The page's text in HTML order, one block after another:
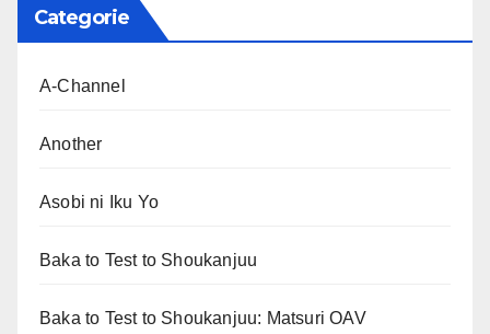
Categorie
A-Channel
Another
Asobi ni Iku Yo
Baka to Test to Shoukanjuu
Baka to Test to Shoukanjuu: Matsuri OAV